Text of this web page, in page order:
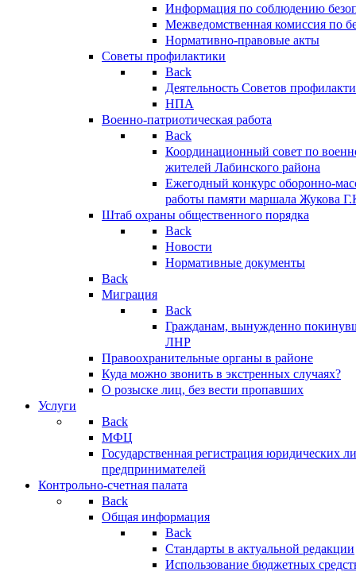
Информация по соблюдению
Межведомственная комиссия по
Нормативно-правовые акты
Советы профилактики
Back
Деятельность Советов
НПА
Военно-патриотическая работа
Back
Координационный совет по
жителей Лабинского района
Ежегодный конкурс оборонно-
работы памяти маршала Жукова
Штаб охраны общественного порядка
Back
Новости
Нормативные документы
Back
Миграция
Back
Гражданам, вынужденно
ЛНР
Правоохранительные органы в районе
Куда можно звонить в экстренных случаях?
О розыске лиц, без вести пропавших
Услуги
Back
МФЦ
Государственная регистрация юридических
предпринимателей
Контрольно-счетная палата
Back
Общая информация
Back
Стандарты в актуальной редакции
Использование бюджетных